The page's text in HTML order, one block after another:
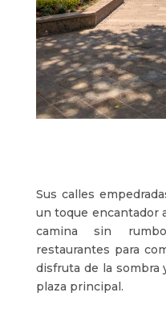
Sus calles
un toque encantador
camina sin
restaurantes para
disfruta de la sombra
plaza principal.